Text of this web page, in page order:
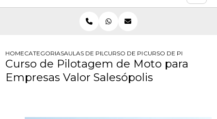
HOMECATEGORIASAULAS DE PILOTAGEM PARA EMPRESAS
CURSO DE PILOTAGEM PARA
CURSO DE PILOTAGEM
Curso de Pilotagem de Moto para
Empresas Valor Salesópolis